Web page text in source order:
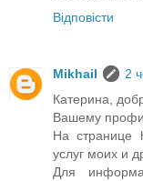
Відповісти
Mikhail
2
Катерина,
Вашему
На странице
услуг моих и
Для